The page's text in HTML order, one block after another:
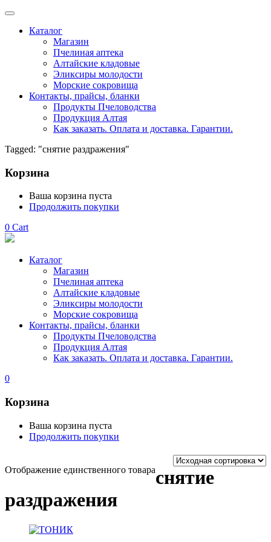
Каталог
Магазин
Пчелиная аптека
Алтайские кладовые
Эликсиры молодости
Морские сокровища
Контакты, прайсы, бланки
Продукты Пчеловодства
Продукция Алтая
Как заказать. Оплата и доставка. Гарантии.
Tagged: "снятие раздражения"
Корзина
Ваша корзина пуста
Продолжить покупки
0 Cart
Каталог
Магазин
Пчелиная аптека
Алтайские кладовые
Эликсиры молодости
Морские сокровища
Контакты, прайсы, бланки
Продукты Пчеловодства
Продукция Алтая
Как заказать. Оплата и доставка. Гарантии.
0
Корзина
Ваша корзина пуста
Продолжить покупки
Отображение единственного товараснятие
раздражения